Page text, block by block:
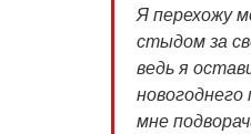
Я перехожу
стыдом за
ведь я
мне